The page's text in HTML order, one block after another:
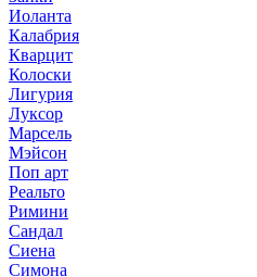
Иоланта
Калабрия
Кварцит
Колоски
Лигурия
Луксор
Марсель
Мэйсон
Поп арт
Реальто
Римини
Сандал
Сиена
Симона